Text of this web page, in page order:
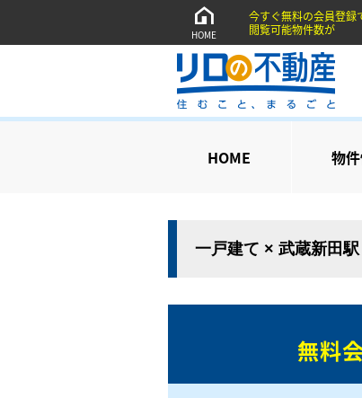
HOME
今すぐ無料の会員登録
閲覧可能物件数が
HOME 物
一戸建て × 武蔵新田
無料